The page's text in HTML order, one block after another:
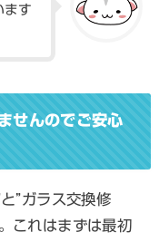
ます
せんのでご安心
”ガラス交換修
。これはまずは最初